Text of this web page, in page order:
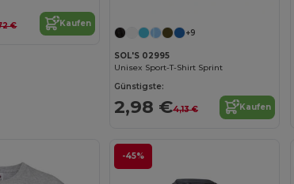
€ Kaufen
+9
SOL'S 02995
Unisex Sport-T-Shirt Sprint
Günstigste:
2,98 €4,13 € Kaufen
-45%